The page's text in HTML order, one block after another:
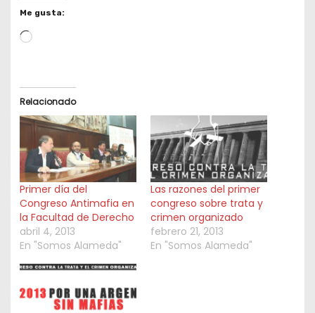
Me gusta:
L
d
i
n
g
…
Relacionado
Primer día del
Congreso Antimafia en
la Facultad de Derecho
abril 4, 2013
En "Somos Alameda"
Las razones del primer
congreso sobre trata y
crimen organizado
febrero 21, 2013
En "Somos Alameda"